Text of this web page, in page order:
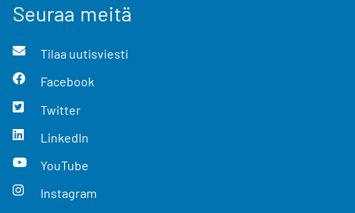
Seuraa meitä
Tilaa uutisviesti
Facebook
Twitter
LinkedIn
YouTube
Instagram